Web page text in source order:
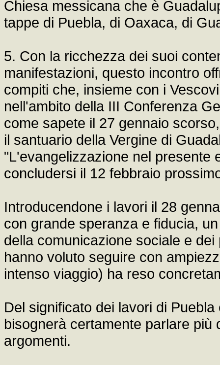
Chiesa messicana che è
tappe di Puebla, di Oaxaca, di
5. Con la ricchezza dei suoi
manifestazioni, questo incontro
compiti che, insieme con i
nell'ambito della III Conferenza
come sapete il 27 gennaio
il santuario della Vergine di
"L'evangelizzazione nel presente
concludersi il 12 febbraio
Introducendone i lavori il 28
con grande speranza e fiducia,
della comunicazione sociale e
hanno voluto seguire con
intenso viaggio) ha reso
Del significato dei lavori di
bisognerà certamente parlare
argomenti.